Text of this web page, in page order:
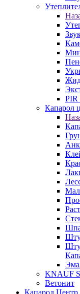
PIR
Капарол
KNAUF
Ветонит
Капарол Центр